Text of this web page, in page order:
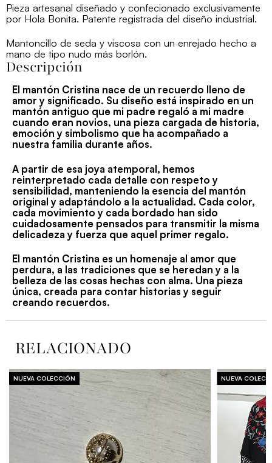
cantidad
Pieza artesanal diseñado y confecionado exclusivamente
por Hola Bonita. Patente registrada del diseño industrial.
Mantoncillo de seda y viscosa con un enrejado hecho a
mano de tipo nudo más borlón.
Descripción
El mantón Cristina nace de un recuerdo lleno de
amor y significado. Su diseño está inspirado en un
mantón antiguo que mi padre regaló a mi madre
cuando eran novios, una pieza cargada de historia,
emoción y simbolismo que ha acompañado a
nuestra familia durante años.
A partir de esa joya atemporal, hemos
reinterpretado cada detalle con respeto y
sensibilidad, manteniendo la esencia del mantón
original y adaptándolo a la actualidad. Cada color,
cada movimiento y cada bordado han sido
cuidadosamente pensados para transmitir la misma
delicadeza y fuerza que aquel primer regalo.
El mantón Cristina es un homenaje al amor que
perdura, a las tradiciones que se heredan y a la
belleza de las cosas hechas con alma. Una pieza
única, creada para contar historias y seguir
creando recuerdos.
RELACIONADO